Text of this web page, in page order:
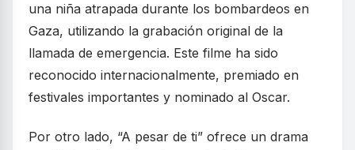
una niña atrapada durante los bombardeos en
Gaza, utilizando la grabación original de la
llamada de emergencia. Este filme ha sido
reconocido internacionalmente, premiado en
festivales importantes y nominado al Oscar.
Por otro lado, “A pesar de ti” ofrece un drama